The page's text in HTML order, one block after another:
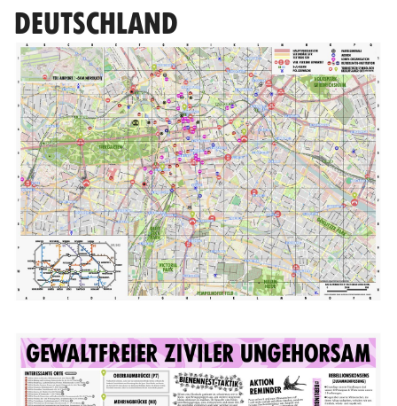
DEUTSCHLAND